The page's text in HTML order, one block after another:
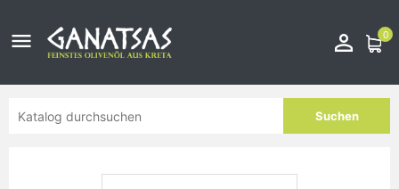
 0

Suchen